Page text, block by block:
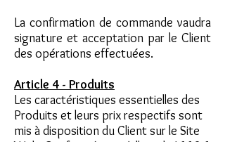
La confirmation de commande vaudra
signature et acceptation par le Client
des opérations effectuées.
Article 4 - Produits
Les caractéristiques essentielles des
Produits et leurs prix respectifs sont
mis à disposition du Client sur le Site